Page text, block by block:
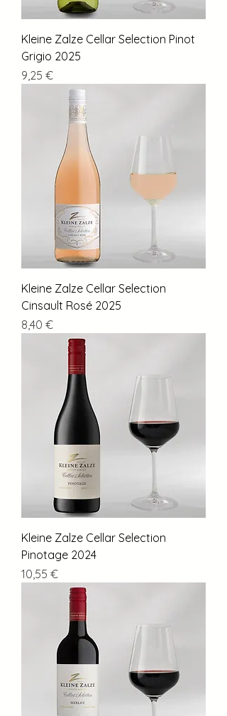
Kleine Zalze Cellar Selection Pinot
Grigio 2025
Preis
9,25 €
Kleine Zalze Cellar Selection
Cinsault Rosé 2025
Preis
8,40 €
Kleine Zalze Cellar Selection
Pinotage 2024
Preis
10,55 €